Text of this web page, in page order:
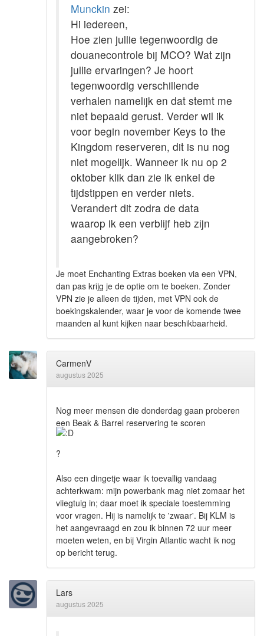
Munckin zei:
Hi iedereen,
Hoe zien jullie tegenwoordig de
douanecontrole bij MCO? Wat zijn
jullie ervaringen? Je hoort
tegenwoordig verschillende
verhalen namelijk en dat stemt me
niet bepaald gerust. Verder wil ik
voor begin november Keys to the
Kingdom reserveren, dit is nu nog
niet mogelijk. Wanneer ik nu op 2
oktober klik dan zie ik enkel de
tijdstippen en verder niets.
Verandert dit zodra de data
waarop ik een verblijf heb zijn
aangebroken?
Je moet Enchanting Extras boeken via een VPN,
dan pas krijg je de optie om te boeken. Zonder
VPN zie je alleen de tijden, met VPN ook de
boekingskalender, waar je voor de komende twee
maanden al kunt kijken naar beschikbaarheid.
CarmenV
augustus 2025
Nog meer mensen die donderdag gaan proberen
een Beak & Barrel reservering te scoren
?
Also een dingetje waar ik toevallig vandaag
achterkwam: mijn powerbank mag niet zomaar het
vliegtuig in; daar moet ik speciale toestemming
voor vragen. Hij is namelijk te 'zwaar'. Bij KLM is
het aangevraagd en zou ik binnen 72 uur meer
moeten weten, en bij Virgin Atlantic wacht ik nog
op bericht terug.
Lars
augustus 2025